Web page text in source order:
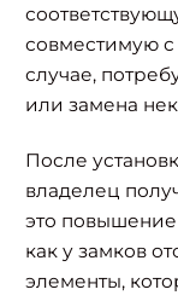
совместимую
случае,
или замена
После
владелец
это повышение
как у замков
элементы,